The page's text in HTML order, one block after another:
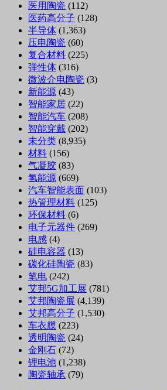
医用陶瓷 (112)
医药高分子 (128)
半导体 (1,363)
压电陶瓷 (60)
复合材料 (225)
弹性体 (316)
微波介电陶瓷 (3)
新能源 (43)
智能家居 (22)
智能汽车 (208)
智能穿戴 (202)
未分类 (8,935)
材料 (156)
气凝胶 (83)
氢能源 (669)
汽车智能表面 (103)
热管理材料 (125)
环保材料 (6)
电子元器件 (269)
电感 (4)
硅电容器 (13)
碳化硅陶瓷 (83)
笔电 (242)
艾邦5G加工展 (781)
艾邦陶瓷展 (4,139)
艾邦高分子 (1,530)
车衣膜 (223)
透明陶瓷 (24)
金刚石 (72)
锂电池 (1,238)
陶瓷轴承 (79)